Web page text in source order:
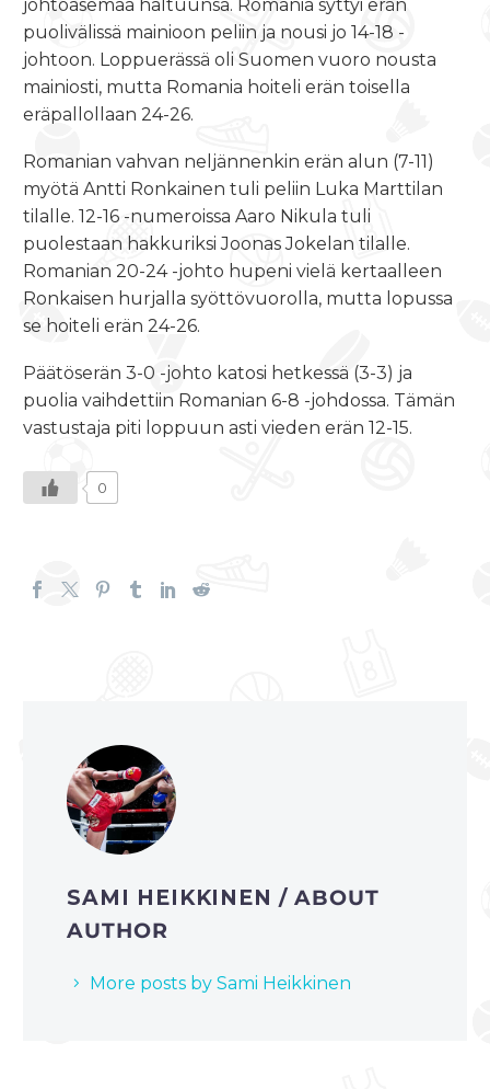
johtoasemaa haltuunsa. Romania syttyi erän
puolivälissä mainioon peliin ja nousi jo 14-18 -
johtoon. Loppuerässä oli Suomen vuoro nousta
mainiosti, mutta Romania hoiteli erän toisella
eräpallollaan 24-26.
Romanian vahvan neljännenkin erän alun (7-11)
myötä Antti Ronkainen tuli peliin Luka Marttilan
tilalle. 12-16 -numeroissa Aaro Nikula tuli
puolestaan hakkuriksi Joonas Jokelan tilalle.
Romanian 20-24 -johto hupeni vielä kertaalleen
Ronkaisen hurjalla syöttövuorolla, mutta lopussa
se hoiteli erän 24-26.
Päätöserän 3-0 -johto katosi hetkessä (3-3) ja
puolia vaihdettiin Romanian 6-8 -johdossa. Tämän
vastustaja piti loppuun asti vieden erän 12-15.
0
SAMI HEIKKINEN/ ABOUT
AUTHOR
More posts by Sami Heikkinen